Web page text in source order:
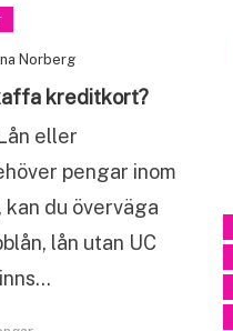
Norberg
kreditkort?
eller
pengar inom
du överväga
lån utan UC